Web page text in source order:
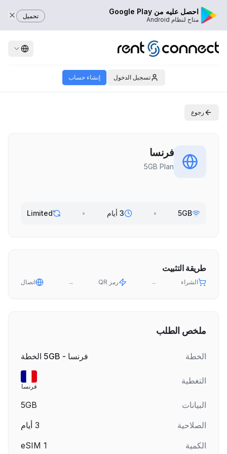
احصل عليه من Google Play
متاح لنظام Android تحميل
تسجيل الدخول إنشاء حساب
رجوع
فرنسا
5GB Plan
5GB
• 3 أيام •
Limited
طريقة التثبيت
الشراء → رمز QR → اتصال
ملخص الطلب
الخطة فرنسا - 5GB الخطة
التغطية
فرنسا
البيانات
5GB
الصلاحية
3 أيام
الكمية
1